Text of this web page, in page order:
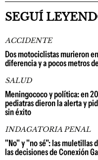
SEGUÍ
ACCIDENTE
Dos motociclistas murieron
diferencia y a pocos metros
SALUD
Meningococo y política: en
pediatras dieron la alerta y
sin éxito
INDAGATORIA PENAL
"No" y "no sé": las muletillas
las decisiones de Conexión